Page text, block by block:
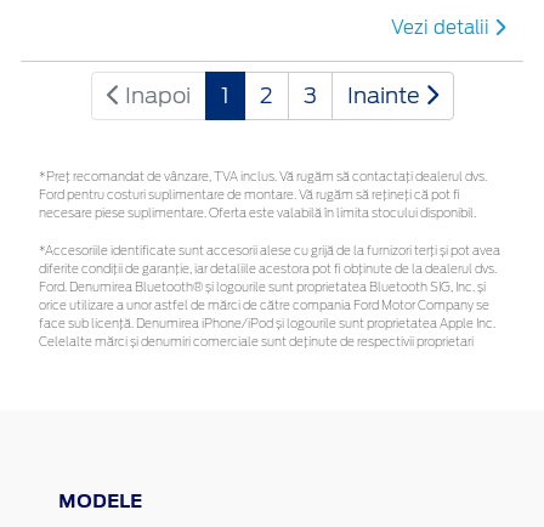
Vezi detalii
Inapoi 1 2 3 Inainte
*Preţ recomandat de vânzare, TVA inclus. Vă rugăm să contactaţi dealerul dvs.
Ford pentru costuri suplimentare de montare. Vă rugăm să rețineți că pot fi
necesare piese suplimentare. Oferta este valabilă în limita stocului disponibil.
*Accesoriile identificate sunt accesorii alese cu grijă de la furnizori terți și pot avea
diferite condiții de garanție, iar detaliile acestora pot fi obținute de la dealerul dvs.
Ford. Denumirea Bluetooth® și logourile sunt proprietatea Bluetooth SIG, Inc. și
orice utilizare a unor astfel de mărci de către compania Ford Motor Company se
face sub licență. Denumirea iPhone/iPod și logourile sunt proprietatea Apple Inc.
Celelalte mărci și denumiri comerciale sunt deținute de respectivii proprietari
MODELE